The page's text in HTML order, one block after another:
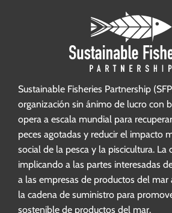
Sustainable Fisheries Partnership
organización sin ánimo de lucro con
opera a escala mundial para
peces agotadas y reducir el impacto
social de la pesca y la piscicultura. La
implicando a las partes interesadas
a las empresas de productos del
la cadena de suministro para
sostenible de productos del mar.